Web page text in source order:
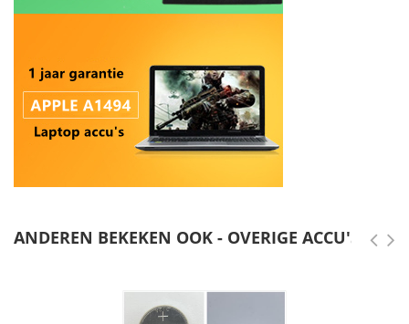
ANDEREN BEKEKEN OOK - OVERIGE ACCU'S